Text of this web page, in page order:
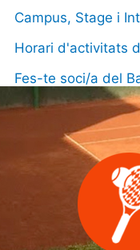
Campus, Stage i
Horari d'activitats
Fes-te soci/a del